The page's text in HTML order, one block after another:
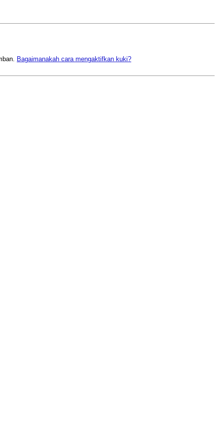
Bagaimanakah cara mengaktifkan kuki?